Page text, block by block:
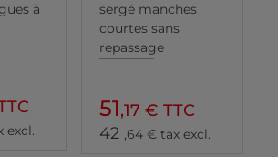
à
excl.
sergé manches
courtes sans
repassage
51,17 € TTC
42 ,64 € tax excl.